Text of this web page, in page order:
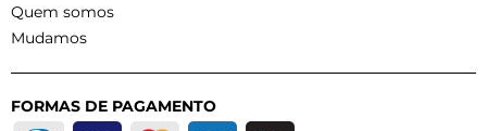
Quem somos
Mudamos
FORMAS DE PAGAMENTO